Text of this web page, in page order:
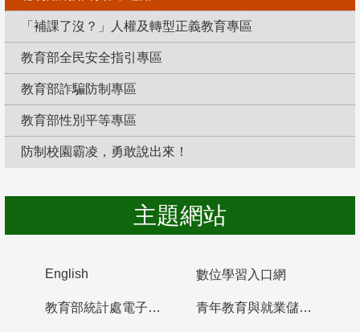
「補課了沒？」人權及轉型正義教育專區
教育部全民安全指引專區
教育部詐騙防制專區
教育部性別平等專區
防制校園霸凌，勇敢說出來！
主題網站
English 數位學習入口網
教育部統計處電子書櫃 青年教育與就業儲蓄帳戶